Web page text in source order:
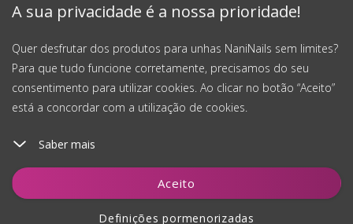
A sua privacidade é a nossa prioridade!
Quer desfrutar dos produtos para unhas NaniNails sem limites?
Para que tudo funcione corretamente, precisamos do seu
consentimento para utilizar cookies. Ao clicar no botão “Aceito”
está a concordar com a utilização de cookies.
Saber mais
Aceito
Definições pormenorizadas
Adicionar ao carrinho